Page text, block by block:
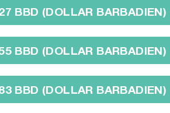
BBD (DOLLAR BARBADIEN)
BBD (DOLLAR BARBADIEN)
BBD (DOLLAR BARBADIEN)